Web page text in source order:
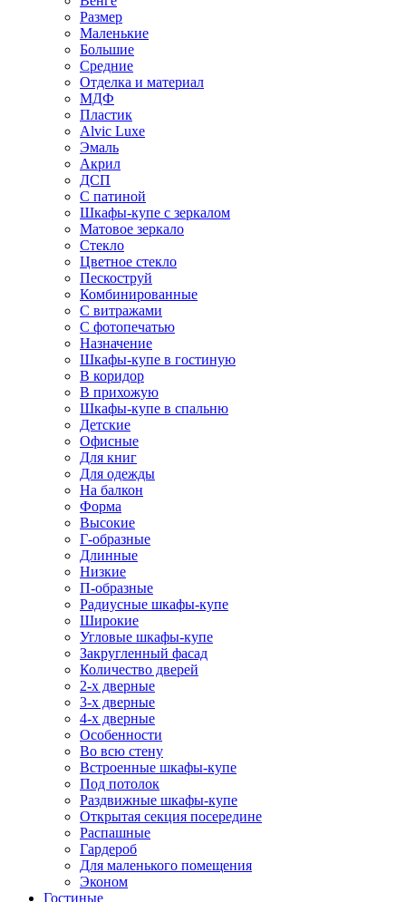
Размер
Маленькие
Большие
Средние
Отделка и материал
МДФ
Пластик
Alvic Luxe
Эмаль
Акрил
ДСП
С патиной
Шкафы-купе с зеркалом
Матовое зеркало
Стекло
Цветное стекло
Пескоструй
Комбинированные
С витражами
С фотопечатью
Назначение
Шкафы-купе в гостиную
В коридор
В прихожую
Шкафы-купе в спальню
Детские
Офисные
Для книг
Для одежды
На балкон
Форма
Высокие
Г-образные
Длинные
Низкие
П-образные
Радиусные шкафы-купе
Широкие
Угловые шкафы-купе
Закругленный фасад
Количество дверей
2-х дверные
3-х дверные
4-х дверные
Особенности
Во всю стену
Встроенные шкафы-купе
Под потолок
Раздвижные шкафы-купе
Открытая секция посередине
Распашные
Гардероб
Для маленького помещения
Эконом
Гостиные